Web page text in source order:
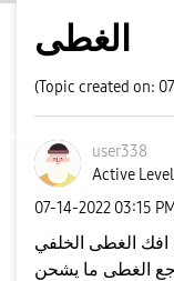
الغطى
(Topic created on:
user338
Active Level
‎07-14-2022 03:15 PM
افك الغطى الخلفي